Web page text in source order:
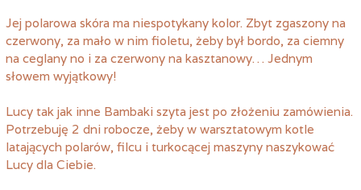
Jej polarowa skóra ma niespotykany kolor. Zbyt zgaszony na
czerwony, za mało w nim fioletu, żeby był bordo, za ciemny
na ceglany no i za czerwony na kasztanowy… Jednym
słowem wyjątkowy!
Lucy tak jak inne Bambaki szyta jest po złożeniu zamówienia.
Potrzebuję 2 dni robocze, żeby w warsztatowym kotle
latających polarów, filcu i turkocącej maszyny naszykować
Lucy dla Ciebie.